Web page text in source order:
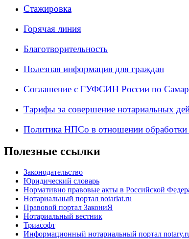
Стажировка
Горячая линия
Благотворительность
Полезная информация для граждан
Соглашение с ГУФСИН России по
Тарифы за совершение нотариальных
Политика НПСо в отношении обработки
Полезные ссылки
Законодательство
Юридический словарь
Нормативно правовые акты в Российской
Нотариальный портал notariat.ru
Правовой портал ЗакониЯ
Нотариальный вестник
Триасофт
Информационный нотариальный портал